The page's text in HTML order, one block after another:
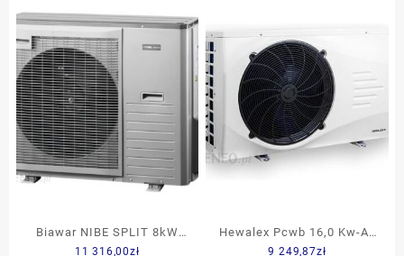
Biawar NIBE SPLIT 8kW
11 316,00zł
Hewalex Pcwb 16,0 Kw-A*
9 249,87zł